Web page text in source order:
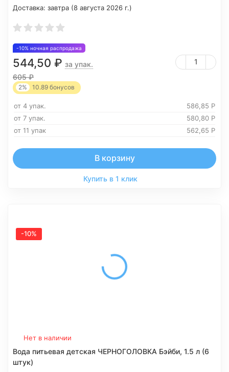
Доставка: завтра (8 августа 2026 г.)
-10% ночная распродажа
544,50 ₽ за упак.
605₽
2% 10.89 бонусов
от 4 упак. 586,85 Р
от 7 упак.
580,80 Р
от 11 упак
562,65 Р
В корзину
Купить в 1 клик
-10%
Нет в наличии
Вода питьевая детская ЧЕРНОГОЛОВКА Бэйби, 1.5 л (6
штук)